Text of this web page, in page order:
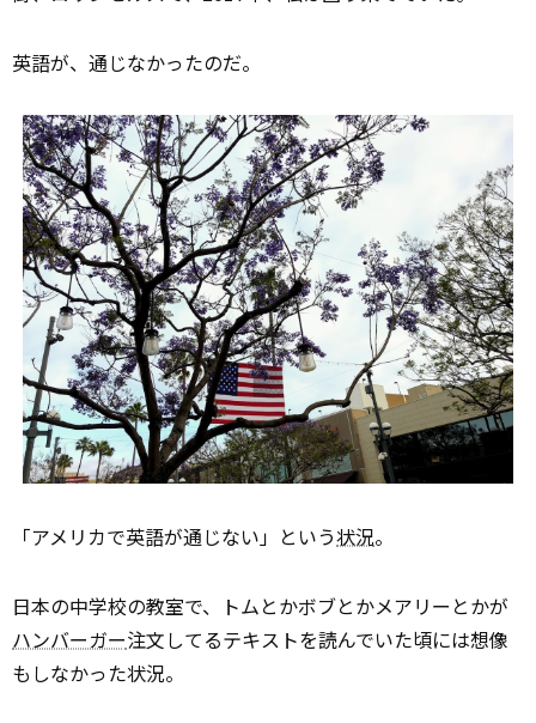
英語が、通じなかったのだ。
「アメリカで英語が通じない」という状況。
日本の中学校の教室で、トムとかボブとかメアリーとかが
ハンバーガー注文してるテキストを読んでいた頃には想像
もしなかった状況。